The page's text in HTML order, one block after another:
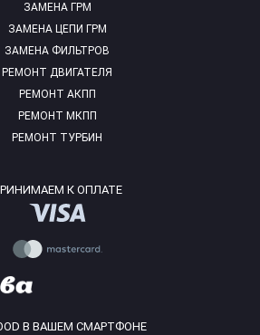
ЗАМЕНА ГРМ
ЗАМЕНА ЦЕПИ ГРМ
ЗАМЕНА ФИЛЬТРОВ
РЕМОНТ ДВИГАТЕЛЯ
РЕМОНТ АКПП
РЕМОНТ МКПП
РЕМОНТ ТУРБИН
К ОПЛАТЕ
В ВАШЕМ СМАРТФОНЕ